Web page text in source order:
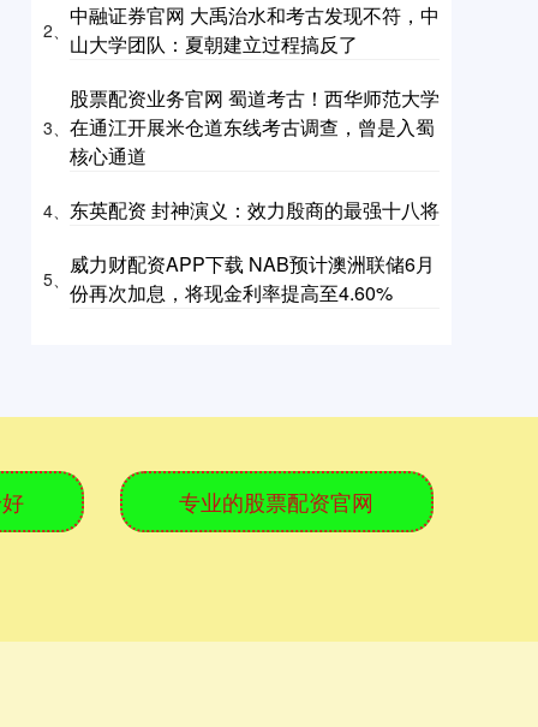
2、
中融证券官网 大禹治水和考古发现不符，中
山大学团队：夏朝建立过程搞反了
3、
股票配资业务官网 蜀道考古！西华师范大学
在通江开展米仓道东线考古调查，曾是入蜀
核心通道
4、 东英配资 封神演义：效力殷商的最强十八将
5、
威力财配资APP下载 NAB预计澳洲联储6月
份再次加息，将现金利率提高至4.60%
专业的股票配资官网